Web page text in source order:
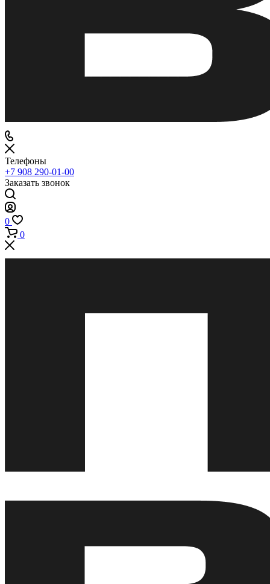
Телефоны
+7 908 290-01-00
Заказать звонок
0
0